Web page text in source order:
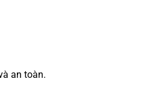
an toàn.